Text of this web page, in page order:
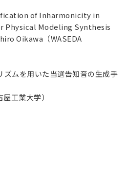
of Inharmonicity in
Physical Modeling Synthesis
Oikawa（WASEDA
ズムを用いた当選告知音の生成手
工業大学）